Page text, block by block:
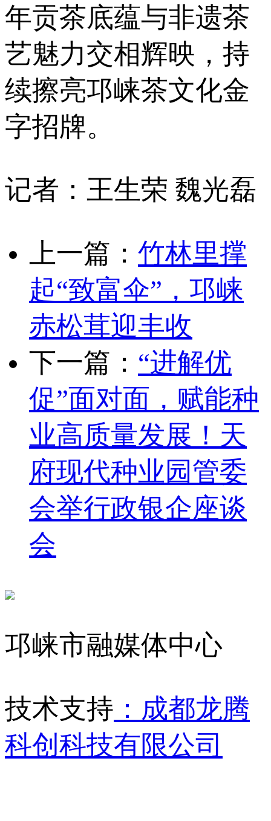
年贡茶底蕴与非遗茶
艺魅力交相辉映，持
续擦亮邛崃茶文化金
字招牌。
记者：王生荣 魏光磊
上一篇： 竹林里撑
起“致富伞”，邛崃
赤松茸迎丰收
下一篇： “进解优
促”面对面，赋能种
业高质量发展！天
府现代种业园管委
会举行政银企座谈
会
邛崃市融媒体中心
技术支持 ：成都龙腾
科创科技有限公司